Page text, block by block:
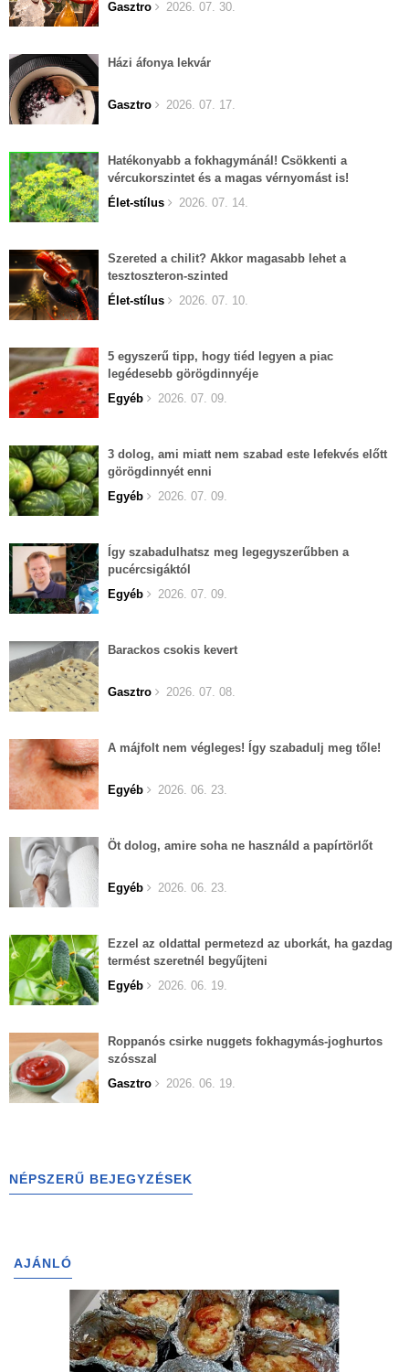
Gasztro 2026. 07. 30.
Házi áfonya lekvár
Gasztro 2026. 07. 17.
Hatékonyabb a fokhagymánál! Csökkenti a
vércukorszintet és a magas vérnyomást is!
Élet-stílus
2026. 07. 14.
Szereted a chilit? Akkor magasabb lehet a
tesztoszteron-szinted
Élet-stílus
2026. 07. 10.
5 egyszerű tipp, hogy tiéd legyen a piac
legédesebb görögdinnyéje
Egyéb
2026. 07. 09.
3 dolog, ami miatt nem szabad este lefekvés előtt
görögdinnyét enni
Egyéb
2026. 07. 09.
Így szabadulhatsz meg legegyszerűbben a
pucércsigáktól
Egyéb
2026. 07. 09.
Barackos csokis kevert
Gasztro 2026. 07. 08.
A májfolt nem végleges! Így szabadulj meg tőle!
Egyéb 2026. 06. 23.
Öt dolog, amire soha ne használd a papírtörlőt
Egyéb 2026. 06. 23.
Ezzel az oldattal permetezd az uborkát, ha gazdag
termést szeretnél begyűjteni
Egyéb
2026. 06. 19.
Roppanós csirke nuggets fokhagymás-joghurtos
szósszal
Gasztro
2026. 06. 19.
NÉPSZERŰ BEJEGYZÉSEK
AJÁNLÓ